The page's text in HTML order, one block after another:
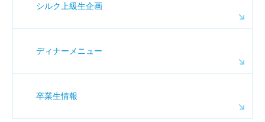
シルク上級生企画
ディナーメニュー
卒業生情報